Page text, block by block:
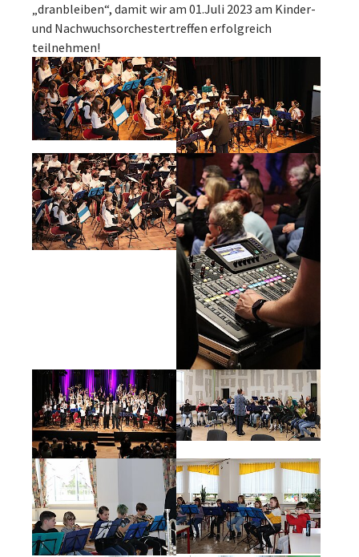
„dranbleiben“, damit wir am 01.Juli 2023 am Kinder-
und Nachwuchsorchestertreffen erfolgreich
teilnehmen!